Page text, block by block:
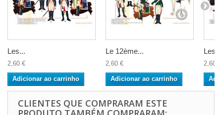
Les...
2,60 €
Adicionar ao carrinho
Le 12ème...
2,60 €
Adicionar ao carrinho
Les...
2,60 €
CLIENTES QUE COMPRARAM ESTE